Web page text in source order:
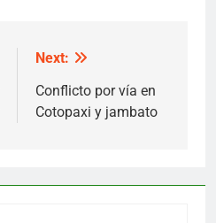
Next:
Conflicto por vía en
Cotopaxi y jambato